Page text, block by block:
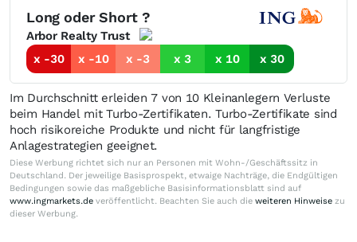
Long oder Short ?
Arbor Realty Trust
x -30
x -10 x -3 x 3 x 10 x 30
Im Durchschnitt erleiden 7 von 10 Kleinanlegern Verluste
beim Handel mit Turbo-Zertifikaten. Turbo-Zertifikate sind
hoch risikoreiche Produkte und nicht für langfristige
Anlagestrategien geeignet.
Diese Werbung richtet sich nur an Personen mit Wohn-/Geschäftssitz in
Deutschland. Der jeweilige Basisprospekt, etwaige Nachträge, die Endgültigen
Bedingungen sowie das maßgebliche Basisinformationsblatt sind auf
www.ingmarkets.de veröffentlicht. Beachten Sie auch die weiteren Hinweise zu
dieser Werbung.